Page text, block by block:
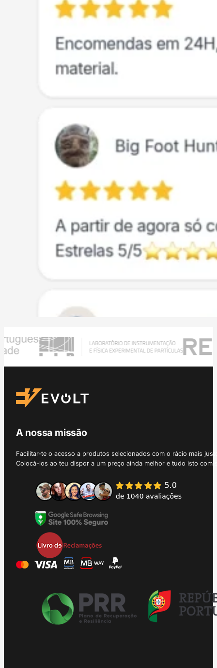
A nossa missão
Facilitar-te o acesso a produtos selecionados com o rácio mais
Colocá-los ao teu dispor a um preço ainda melhor e tudo isto